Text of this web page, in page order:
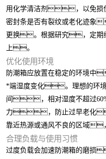
用化学清洁剂，以免
密封条是否有裂纹或老化迹
更换。根据研究，定期
上。
优化使用环境
防潮箱应放置在稳定的环境
*端湿度变化。理想的环境
间，相对湿度不超过
力，防止过早老化
靠近热源或通风不良的区域
合理负载与使用习惯
过度负载会加速防潮箱的磨损